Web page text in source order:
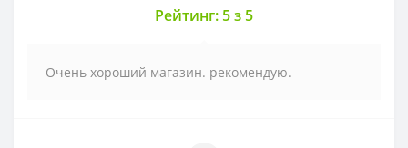
Рейтинг: 5 з 5
Очень хороший магазин. рекомендую.